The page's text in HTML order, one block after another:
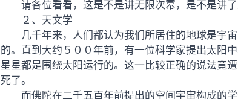
请各位看看，这是不是讲无限次幂，是不是讲了
２、天文学
几千年来，人们都认为我们所居住的地球是宇
的。直到大约５００年前，有一位科学家提出太阳
星星都是围绕太阳运行的。这一比较正确的说法竟
死了。
而佛陀在二千五百年前提出的空间宇宙构成的